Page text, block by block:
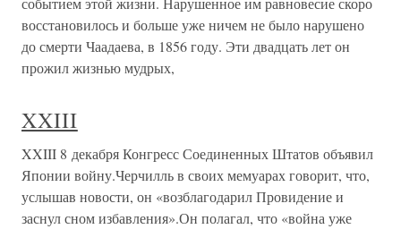
восстановилось и больше уже ничем не было нарушено
до смерти Чаадаева, в 1856 году. Эти двадцать лет он
прожил жизнью мудрых,
XXIII
XXIII 8 декабря Конгресс Соединенных Штатов объявил
Японии войну.Черчилль в своих мемуарах говорит, что,
услышав новости, он «возблагодарил Провидение и
заснул сном избавления».Он полагал, что «война уже